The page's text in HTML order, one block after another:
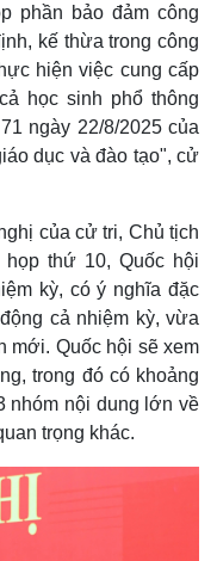
phần bảo đảm công
kế thừa trong công
hiện việc cung cấp
học sinh phổ thông
ngày 22/8/2025 của
dục và đào tạo", cử
của cử tri, Chủ tịch
thứ 10, Quốc hội
kỳ, có ý nghĩa đặc
cả nhiệm kỳ, vừa
mới. Quốc hội sẽ xem
trong đó có khoảng
nhóm nội dung lớn về
trọng khác.